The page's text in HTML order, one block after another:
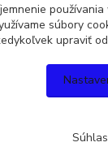
súbory
upraviť